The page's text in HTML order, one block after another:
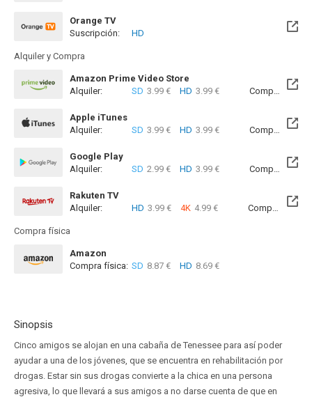
Orange TV
Disponible hasta el Jue, 01 Oct 2026 (Queda 1 mes)
Suscripción: HD
Alquiler y Compra
Amazon Prime Video Store
Alquiler:
SD 3.99 € HD 3.99 € Compra: SD
Apple iTunes
Alquiler:
SD 3.99 € HD 3.99 € Compra: SD
Google Play
Alquiler:
SD 2.99 € HD 3.99 € Compra: SD
Rakuten TV
Alquiler:
HD 3.99 € 4K 4.99 € Compra: SD
Compra física
Amazon
Compra física: SD 8.87 € HD 8.69 €
Sinopsis
Cinco amigos se alojan en una cabaña de Tenessee para así poder
ayudar a una de los jóvenes, que se encuentra en rehabilitación por
drogas. Estar sin sus drogas convierte a la chica en una persona
agresiva, lo que llevará a sus amigos a no darse cuenta de que en